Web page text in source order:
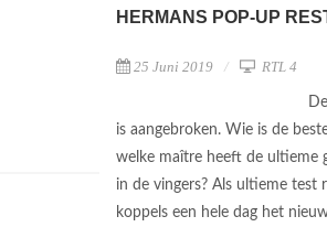
HERMANS POP-UP
25 Juni 2019 RTL 4
is aangebroken. Wie is de
welke maître heeft de ultieme
in de vingers? Als ultieme test
koppels een hele dag het